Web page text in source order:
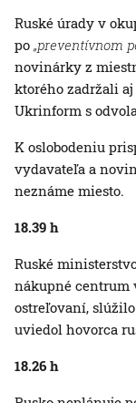
Ruské úrady v
po „preventívnom
novinárky z
ktorého zadržali
Ukrinform s
K oslobodeniu
vydavateľa a
neznáme miesto.
18.39 h
Ruské
nákupné centrum
ostreľovaní,
uviedol hovorca
18.26 h